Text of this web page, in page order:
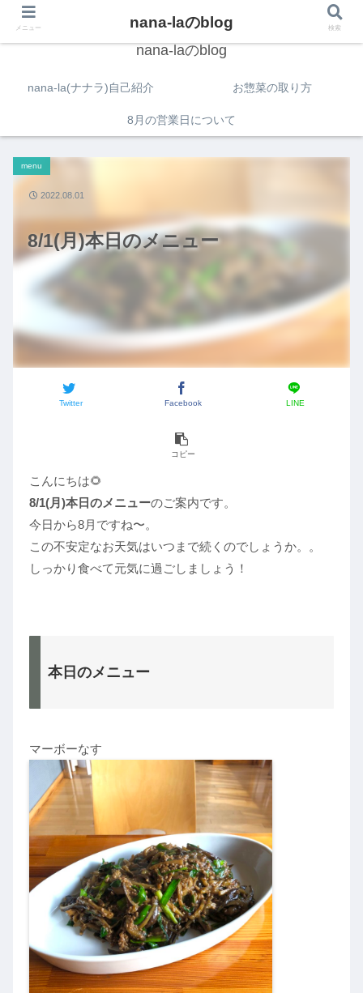
nana-laのblog
nana-la(ナナラ)自己紹介 お惣菜の取り方
8月の営業日について
8/1(月)本日のメニュー
menu
Twitter Facebook LINE
コピー
2022.08.01
こんにちは🌻
8/1(月)本日のメニューのご案内です。
今日から8月ですね〜。
この不安定なお天気はいつまで続くのでしょうか。。
しっかり食べて元気に過ごしましょう！
本日のメニュー
マーボーなす
メニュー nana-laのblog 検索